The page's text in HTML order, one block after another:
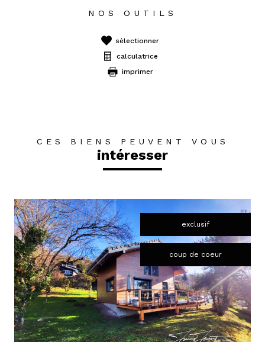
NOS OUTILS
sélectionner
calculatrice
imprimer
CES BIENS PEUVENT VOUS
intéresser
exclusif
coup de coeur
voir le bien